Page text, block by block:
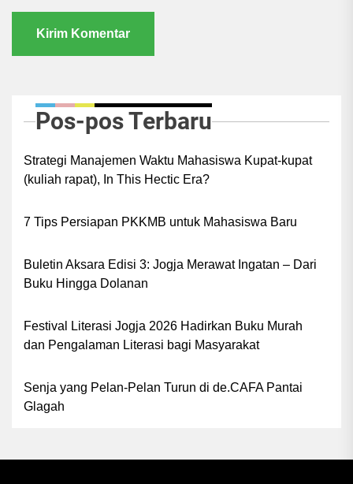
Pos-pos Terbaru
Strategi Manajemen Waktu Mahasiswa Kupat-kupat
(kuliah rapat), In This Hectic Era?
7 Tips Persiapan PKKMB untuk Mahasiswa Baru
Buletin Aksara Edisi 3: Jogja Merawat Ingatan – Dari
Buku Hingga Dolanan
Festival Literasi Jogja 2026 Hadirkan Buku Murah
dan Pengalaman Literasi bagi Masyarakat
Senja yang Pelan-Pelan Turun di de.CAFA Pantai
Glagah